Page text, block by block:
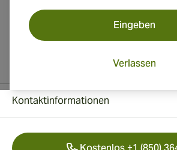
Eingeben
Verlassen
Kontaktinformationen